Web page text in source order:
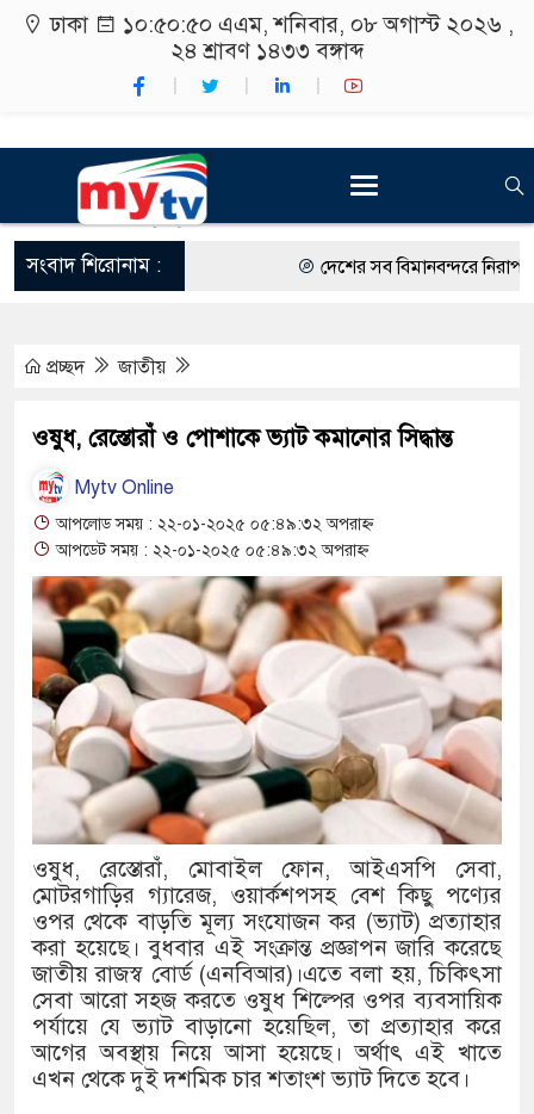
ঢাকা ১০:৫০:৫১ এএম, শনিবার, ০৮ অগাস্ট ২০২৬ ,
২৪ শ্রাবণ ১৪৩৩ বঙ্গাব্দ
সংবাদ শিরোনাম : দেশের সব বিমানবন্দরে নিরাপত্তা
কর্মসূচীর শুভসূচনা।
রং ফর্সাকারী ৮ ব্র্যান্ডের ক্রিমে
থাকায় বিক্রিতে নিষেধাজ্ঞা
অত্যাচারের ছবি যেন আর তুলতে
‘গুলশানের চামেলি’তে ভিন্ন
যৌনকর্মীর দালাল চরিত্রে
সারজিস-পাটোয়ারীসহ ১০ জনের
গুলশান থেকে সাবেক মন্ত্রী লতিফ
‘স্কুটি নাকি গোল্ড?’
এর ফ্রিডম ব্র্যান্ড, বাড়ল ক্যাম্পেইনের
সংবিধান অনুযায়ী যথাসময়ে
১৫২২ পুলিশ সদস্যকে চাকরিতে
প্রচ্ছদ জাতীয়
ওষুধ, রেস্তোরাঁ ও পোশাকে ভ্যাট কমানোর সিদ্ধান্ত
Mytv Online
আপলোড সময় : ২২-০১-২০২৫ ০৫:৪৯:৩২ অপরাহ্ন
আপডেট সময় : ২২-০১-২০২৫ ০৫:৪৯:৩২ অপরাহ্ন
ওষুধ, রেস্তোরাঁ, মোবাইল ফোন, আইএসপি সেবা,
মোটরগাড়ির গ্যারেজ, ওয়ার্কশপসহ বেশ কিছু পণ্যের
ওপর থেকে বাড়তি মূল্য সংযোজন কর (ভ্যাট) প্রত্যাহার
করা হয়েছে। বুধবার এই সংক্রান্ত প্রজ্ঞাপন জারি করেছে
জাতীয় রাজস্ব বোর্ড (এনবিআর)।এতে বলা হয়, চিকিৎসা
সেবা আরো সহজ করতে ওষুধ শিল্পের ওপর ব্যবসায়িক
পর্যায়ে যে ভ্যাট বাড়ানো হয়েছিল, তা প্রত্যাহার করে
আগের অবস্থায় নিয়ে আসা হয়েছে। অর্থাৎ এই খাতে
এখন থেকে দুই দশমিক চার শতাংশ ভ্যাট দিতে হবে।